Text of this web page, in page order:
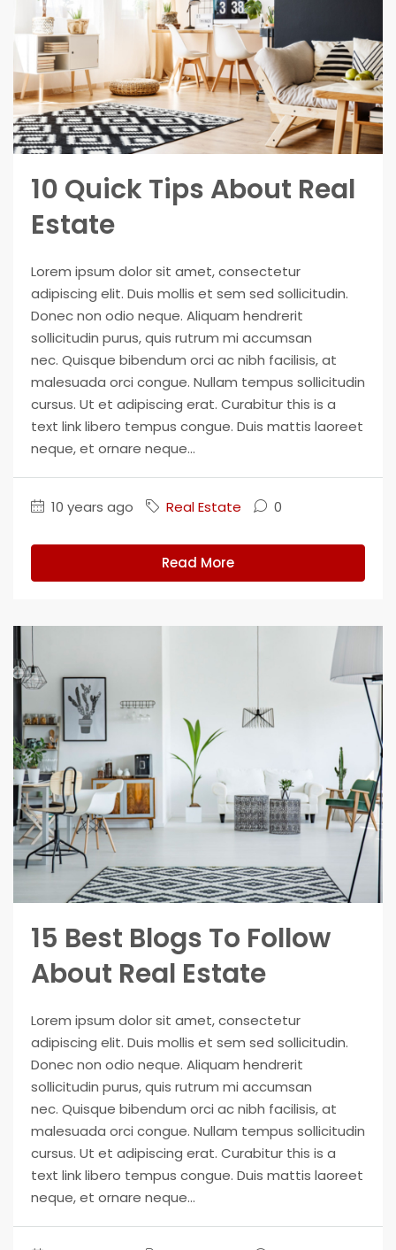
10 Quick Tips About Real
Estate
Lorem ipsum dolor sit amet, consectetur
adipiscing elit. Duis mollis et sem sed sollicitudin.
Donec non odio neque. Aliquam hendrerit
sollicitudin purus, quis rutrum mi accumsan
nec. Quisque bibendum orci ac nibh facilisis, at
malesuada orci congue. Nullam tempus sollicitudin
cursus. Ut et adipiscing erat. Curabitur this is a
text link libero tempus congue. Duis mattis laoreet
neque, et ornare neque...
10 years ago Real Estate 0
Read More
15 Best Blogs To Follow
About Real Estate
Lorem ipsum dolor sit amet, consectetur
adipiscing elit. Duis mollis et sem sed sollicitudin.
Donec non odio neque. Aliquam hendrerit
sollicitudin purus, quis rutrum mi accumsan
nec. Quisque bibendum orci ac nibh facilisis, at
malesuada orci congue. Nullam tempus sollicitudin
cursus. Ut et adipiscing erat. Curabitur this is a
text link libero tempus congue. Duis mattis laoreet
neque, et ornare neque...